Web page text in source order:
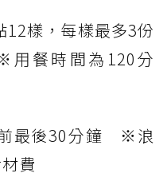
12樣，每樣最多3份
用餐時間為120分
最後30分鐘 ※浪
費